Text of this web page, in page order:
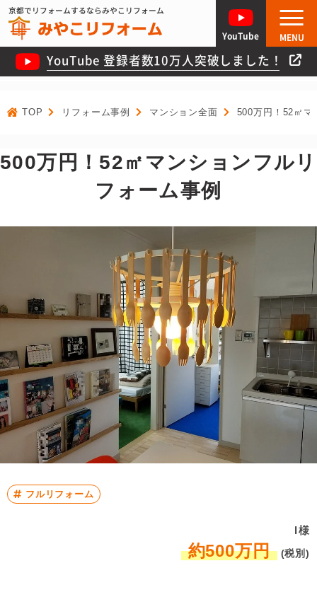
京都でリフォームするならみやこリフォーム
YouTube 登録者数10万人突破しました！
YouTube MENU
TOP リフォーム事例 マンション全面 500万円！52㎡マ
500万円！52㎡マンションフルリ
フォーム事例
フルリフォーム
I様
約500万円 (税別)